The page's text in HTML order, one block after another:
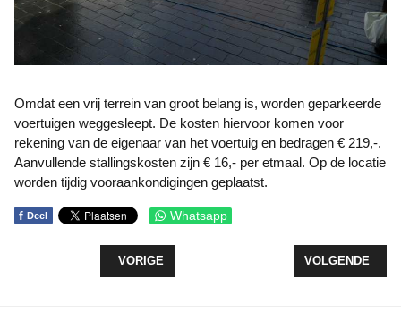
Omdat een vrij terrein van groot belang is, worden geparkeerde
voertuigen weggesleept. De kosten hiervoor komen voor
rekening van de eigenaar van het voertuig en bedragen € 219,-.
Aanvullende stallingskosten zijn € 16,- per etmaal. Op de locatie
worden tijdig vooraankondigingen geplaatst.
f Deel Whatsapp
VORIG ARTIKEL: 12 DEC. INLOOPOCHTEND
VORIGE VOLGENDE
VOLGENDE